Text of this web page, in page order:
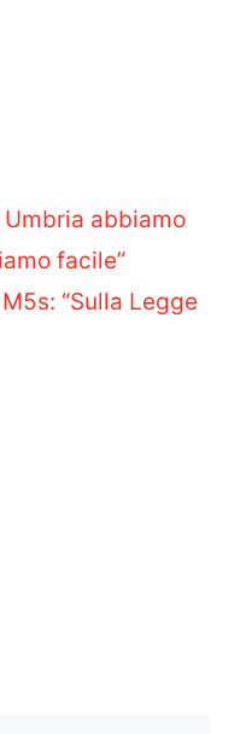
abbiamo
facile”
“Sulla Legge